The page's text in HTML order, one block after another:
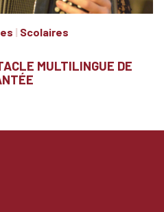
| Scolaires
MULTILINGUE DE